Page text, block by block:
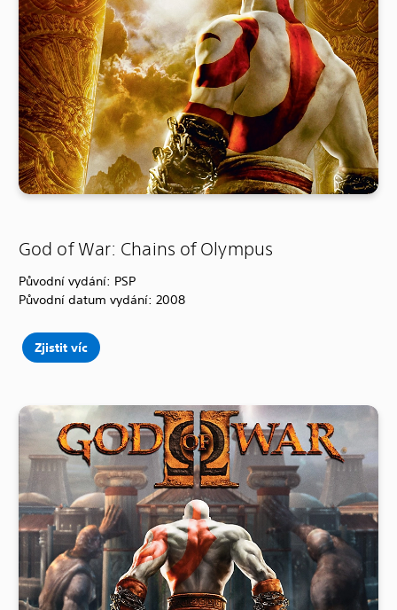
God of War: Chains of Olympus
Původní vydání: PSP
Původní datum vydání: 2008
Zjistit víc